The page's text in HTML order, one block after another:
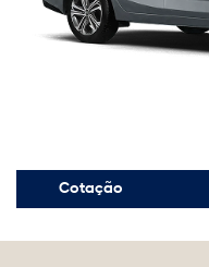
Cotação